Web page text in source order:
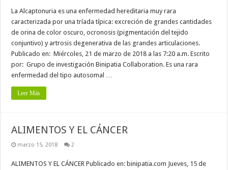
La Alcaptonuria es una enfermedad hereditaria muy rara
caracterizada por una tríada típica: excreción de grandes cantidades
de orina de color oscuro, ocronosis (pigmentación del tejido
conjuntivo) y artrosis degenerativa de las grandes articulaciones.
Publicado en: Miércoles, 21 de marzo de 2018 a las 7:20 a.m. Escrito
por: Grupo de investigación Binipatia Collaboration. Es una rara
enfermedad del tipo autosomal …
Leer Más
ALIMENTOS Y EL CÁNCER
marzo 15, 2018 2
ALIMENTOS Y EL CÁNCER Publicado en: binipatia.com Jueves, 15 de